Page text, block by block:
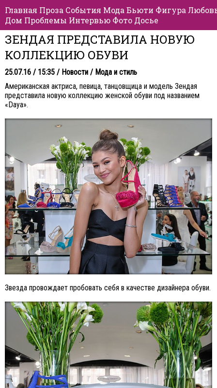
Главная Проза События Мода Бьюти Фигура
Дом Проблемы Интервью Фото Досье
ЗЕНДАЯ ПРЕДСТАВИЛА НОВУЮ
КОЛЛЕКЦИЮ ОБУВИ
25.07.16 / 15:35 / Новости / Мода и стиль
Американская актриса, певица, танцовщица и модель Зендая
представила новую коллекцию женской обуви под названием
«Daya».
Звезда провождает пробовать себя в качестве дизайнера обуви.